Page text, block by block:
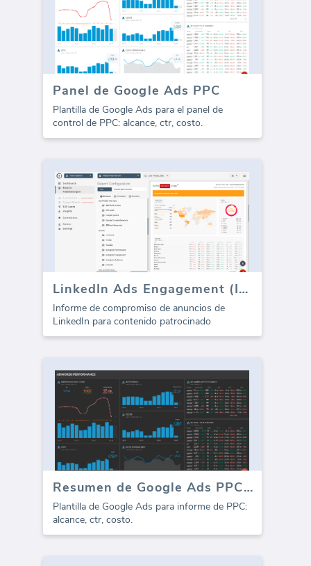
Panel de Google Ads PPC
Plantilla de Google Ads para el panel de
control de PPC: alcance, ctr, costo.
LinkedIn Ads Engagement (Informe)
Informe de compromiso de anuncios de
LinkedIn para contenido patrocinado
Resumen de Google Ads PPC (Informe)
Plantilla de Google Ads para informe de PPC:
alcance, ctr, costo.